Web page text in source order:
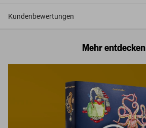
Kundenbewertungen
Mehr entdecken